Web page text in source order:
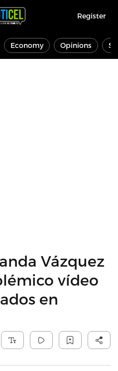
Register
Economy Opinions
Vázquez
vídeo
en